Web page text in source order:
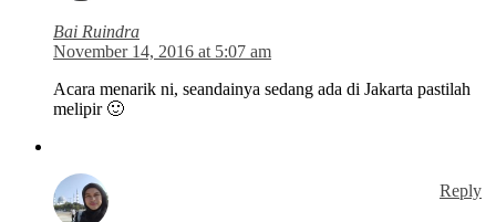
Bai Ruindra
November 14, 2016 at 5:07 am
Acara menarik ni, seandainya sedang ada di Jakarta pastilah
melipir 🙂
Reply